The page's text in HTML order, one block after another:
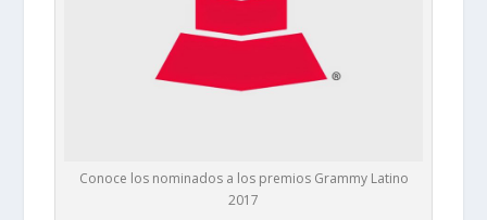
Conoce los nominados a los premios Grammy Latino
2017